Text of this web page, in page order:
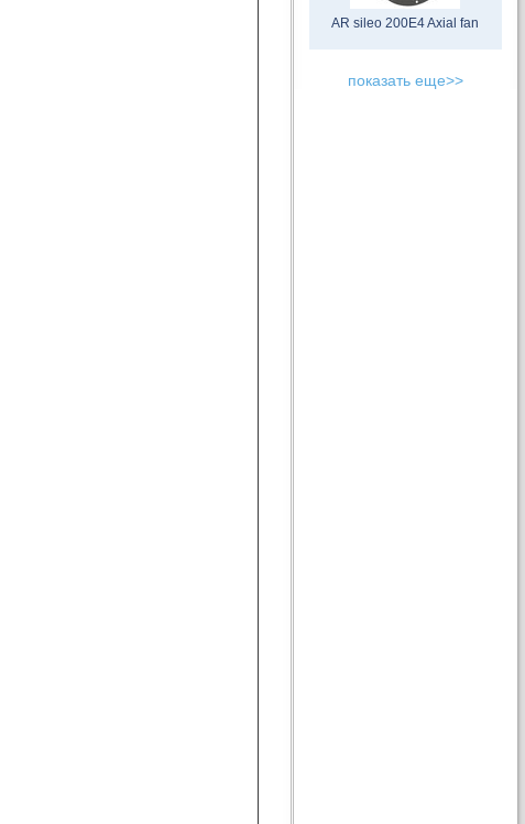
AR sileo 200E4 Axial fan
показать еще>>